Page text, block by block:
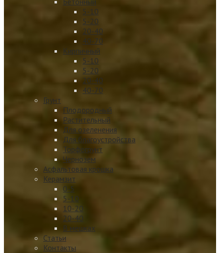
5-10
5-20
20-40
40-70
Кирпичный
5-10
5-20
20-40
40-70
Грунт
Плодородный
Растительный
Для озеленения
Для благоустройства
Торфогрунт
Чернозем
Асфальтовая крошка
Керамзит
0-5
5-10
10-20
20-40
В мешках
Статьи
Контакты